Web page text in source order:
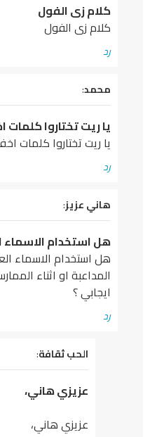
كلام زى الفول
كلام زى الفول
رد
يقول
محمد:
يا ريت تختاروا كلمات
يا ريت تختاروا كلمات
رد
يقول
هاني عزيز:
هل استخدام الاسماء
هل استخدام الاسماء
المداعبة او اثناء
ايجابي ؟
رد
يقول
الحب ثقافة:
عزيزي هاني،
عزيزي هاني،